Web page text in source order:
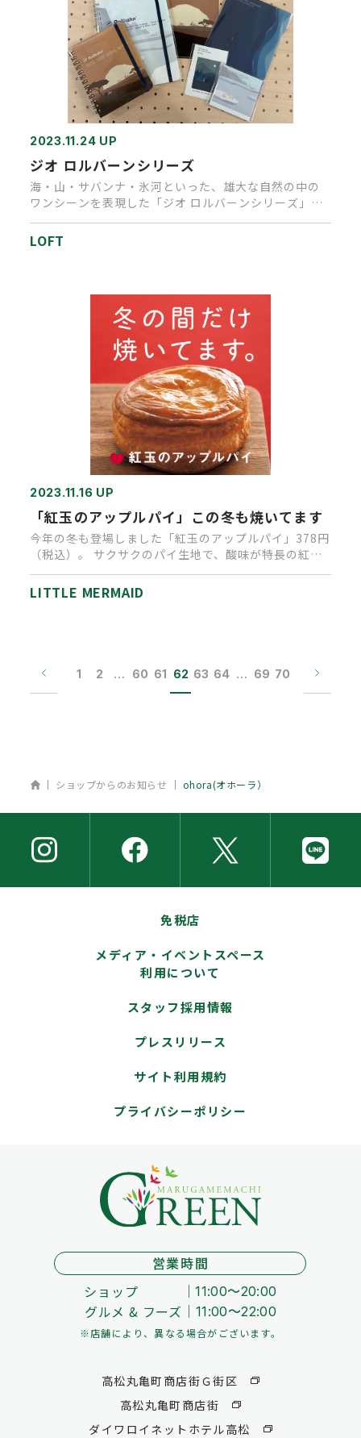
2023.11.24 UP
ジオ ロルバーンシリーズ
海・山・サバンナ・氷河といった、雄大な自然の中の
ワンシーンを表現した「ジオ ロルバーンシリーズ」が
入荷しています。ノート…
LOFT
2023.11.16 UP
「紅玉のアップルパイ」この冬も焼いてます
今年の冬も登場しました「紅玉のアップルパイ」378円
（税込）。 サクサクのパイ生地で、酸味が特長の紅玉
りんごをバターとキ…
LITTLE MERMAID
1 2 … 60 61 62 63 64 … 69 70
ホーム
ショップからのお知らせ ohora(オホーラ）
免税店
メディア・イベントスペース
利用について
スタッフ採用情報
プレスリリース
サイト利用規約
プライバシーポリシー
営業時間
ショップ
11:00～20:00
グルメ & フーズ 11:00～22:00
※店舗により、異なる場合がございます。
高松丸亀町商店街Ｇ街区
高松丸亀町商店街
ダイワロイネットホテル高松